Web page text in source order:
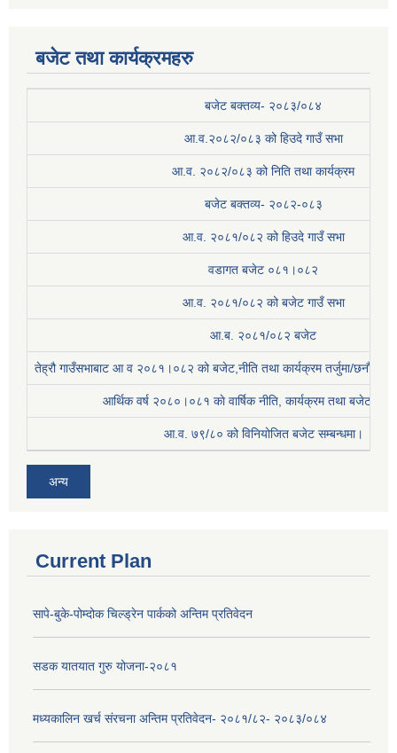
बजेट तथा कार्यक्रमहरु
बजेट बक्तव्य- २०८३/०८४
आ.व.२०८२/०८३ को हिउदे गाउँ सभा
आ.व. २०८२/०८३ को निति तथा कार्यक्रम
बजेट बक्तव्य- २०८२-०८३
आ.व. २०८१/०८२ को हिउदे गाउँ सभा
वडागत बजेट ०८१।०८२
आ.व. २०८१/०८२ को बजेट गाउँ सभा
आ.ब. २०८१/०८२ बजेट
तेह्रौ गाउँसभाबाट आ व २०८१।०८२ को बजेट,नीति तथा कार्यक्रम तर्जुमा/छनौट
आर्थिक वर्ष २०८०।०८१ काे वार्षिक नीति, कार्यक्रम तथा बजेट
आ.व. ७९/८० को विनियोजित बजेट सम्बन्धमा।
अन्य
Current Plan
सापे-बुके-पोम्दोक चिल्ड्रेन पार्कको अन्तिम प्रतिवेदन
सडक यातयात गुरु योजना-२०८१
मध्यकालिन खर्च संरचना अन्तिम प्रतिवेदन- २०८१/८२- २०८३/०८४